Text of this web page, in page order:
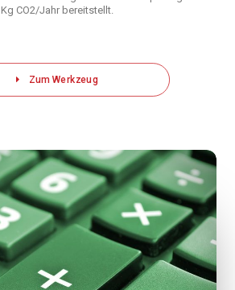
Kg CO2/Jahr bereitstellt.
Zum Werkzeug